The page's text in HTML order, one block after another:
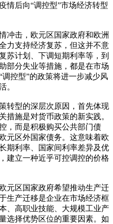
情后向“调控型”市场经济转型
冲击，欧元区国家政府和欧洲
力支持经济复苏，但这并不意
苏计划、下调短期利率等，到
部分失业等措施，都是在市场
控型”的政策将进一步减少风
。
转型的深层次原因，首先体现
措施是对货币政策的新实践。
，而是积极购买公共部门债
元区外国家债务。这意味着欧
期利率、国家间利率差异及优
建立一种近乎可控调控的价格
元区国家政府希望推动生产迁
生产迁移是企业在市场经济框
、高职业技能、大规模工业产
选择优势区位的重要因素。如